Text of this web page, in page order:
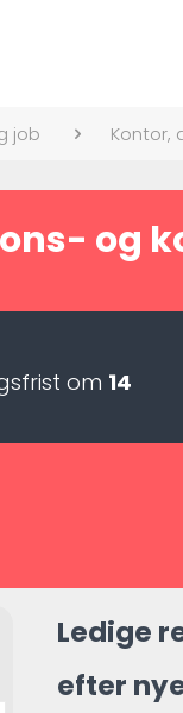
job Kontor,
og
om 14
Ledige
efter